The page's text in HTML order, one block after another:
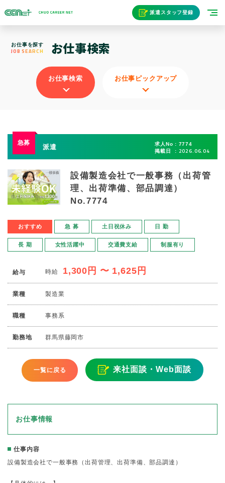
派遣スタッフ登録
お仕事を探す
JOB SEARCH お仕事検索
お仕事検索 お仕事ピックアップ
派遣 求人No
7774
掲載日
2026.06.04
設備製造会社で一般事務（出荷管
理、出荷準備、部品調達）
No.7774
おすすめ 急 募 土日祝休み 日 勤
長 期 女性活躍中 交通費支給 制服有り
給与 時給 1,300円 〜 1,625円
業種 製造業
職種 事務系
勤務地 群馬県藤岡市
一覧に戻る 来社面談・Web面談
お仕事情報
仕事内容
設備製造会社で一般事務（出荷管理、出荷準備、部品調達）